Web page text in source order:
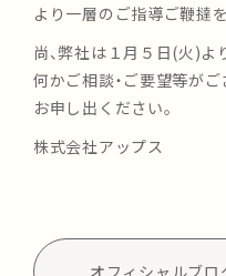
より一層のご指導ご鞭撻
尚、弊社は１月５日(火)よ
何かご相談・ご要望等が
お申し出ください。
株式会社アップス
オフィシャルブロ